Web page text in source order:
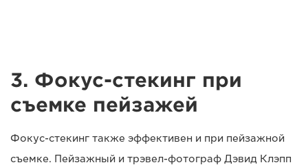
3. Фокус-стекинг при
съемке пейзажей
Фокус-стекинг также эффективен и при пейзажной
съемке. Пейзажный и трэвел-фотограф Дэвид Клэпп